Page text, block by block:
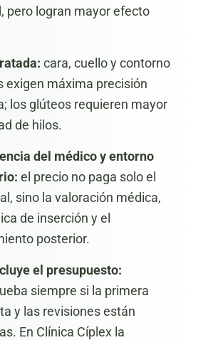
pero logran mayor efecto
cara, cuello y contorno
exigen máxima precisión
los glúteos requieren mayor
de hilos.
del médico y entorno
el precio no paga solo el
sino la valoración médica,
de inserción y el
posterior.
el presupuesto:
siempre si la primera
y las revisiones están
En Clínica Cíplex la